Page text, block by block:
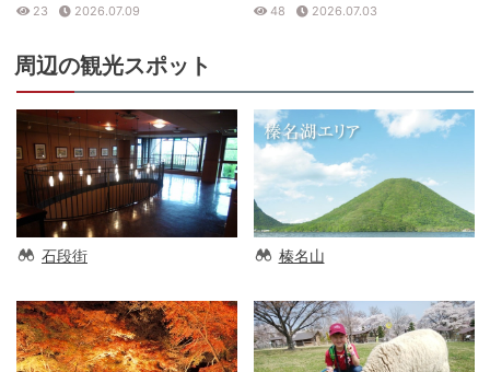
23
2026.07.09
48
2026.07.03
周辺の観光スポット
石段街 榛名山